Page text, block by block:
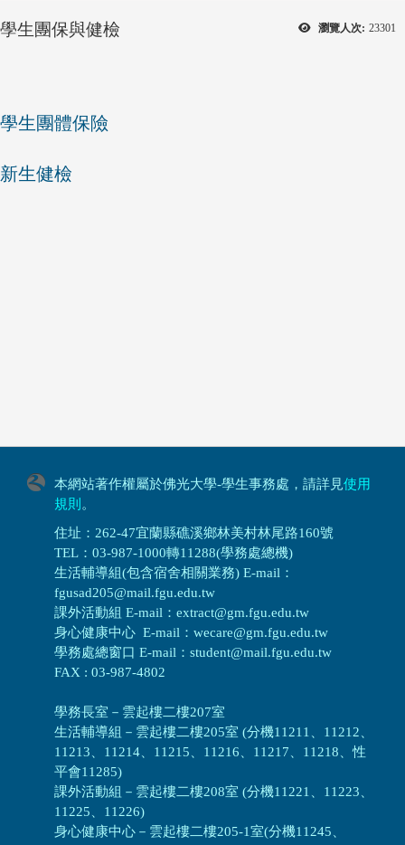
瀏覽人次: 23301
學生團保與健檢
學生團體保險
新生健檢
本網站著作權屬於佛光大學-學生事務處，請詳見使用
規則 。
住址：262-47宜蘭縣礁溪鄉林美村林尾路160號
TEL：03-987-1000轉11288(學務處總機)
生活輔導組(包含宿舍相關業務) E-mail：
fgusad205@mail.fgu.edu.tw
課外活動組 E-mail：extract@gm.fgu.edu.tw
身心健康中心 E-mail：wecare@gm.fgu.edu.tw
學務處總窗口 E-mail：student@mail.fgu.edu.tw
FAX : 03-987-4802
學務長室－雲起樓二樓207室
生活輔導組 － 雲起樓二樓205室 (分機11211、11212、
11213、11214、11215、11216、11217、11218、性
平會11285)
課外活動組 － 雲起樓二樓208室 (分機11221、11223、
11225、11226)
身心健康中心 － 雲起樓二樓205-1室(分機11245、